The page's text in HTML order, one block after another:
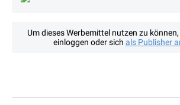
Um dieses Werbemittel nutzen zu
einloggen oder sich als Publisher